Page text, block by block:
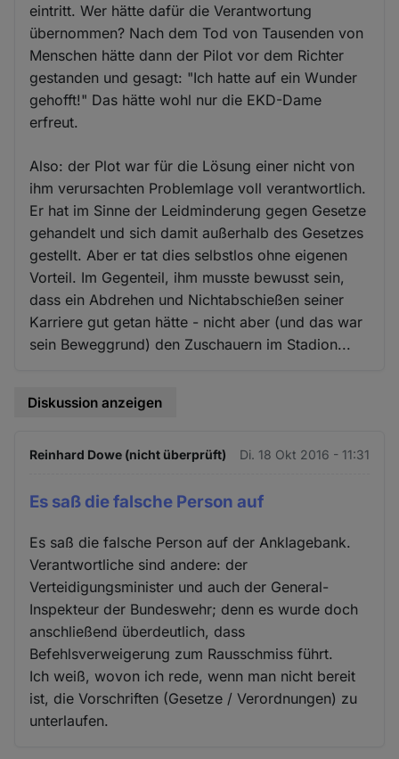
eintritt. Wer hätte dafür die Verantwortung
übernommen? Nach dem Tod von Tausenden von
Menschen hätte dann der Pilot vor dem Richter
gestanden und gesagt: "Ich hatte auf ein Wunder
gehofft!" Das hätte wohl nur die EKD-Dame
erfreut.
Also: der Plot war für die Lösung einer nicht von
ihm verursachten Problemlage voll verantwortlich.
Er hat im Sinne der Leidminderung gegen Gesetze
gehandelt und sich damit außerhalb des Gesetzes
gestellt. Aber er tat dies selbstlos ohne eigenen
Vorteil. Im Gegenteil, ihm musste bewusst sein,
dass ein Abdrehen und Nichtabschießen seiner
Karriere gut getan hätte - nicht aber (und das war
sein Beweggrund) den Zuschauern im Stadion...
Diskussion anzeigen
Reinhard Dowe (nicht überprüft) Di. 18 Okt 2016 - 11:31
Es saß die falsche Person auf
Es saß die falsche Person auf der Anklagebank.
Verantwortliche sind andere: der
Verteidigungsminister und auch der General-
Inspekteur der Bundeswehr; denn es wurde doch
anschließend überdeutlich, dass
Befehlsverweigerung zum Rausschmiss führt.
Ich weiß, wovon ich rede, wenn man nicht bereit
ist, die Vorschriften (Gesetze / Verordnungen) zu
unterlaufen.